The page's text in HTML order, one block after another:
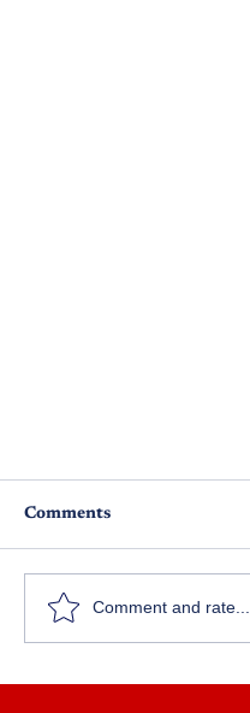
Comments
Comment and rate...